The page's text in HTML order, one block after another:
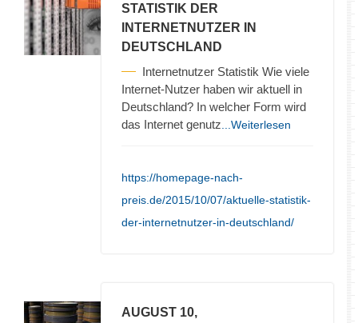
STATISTIK DER
INTERNETNUTZER IN
DEUTSCHLAND
Internetnutzer Statistik Wie viele
Internet-Nutzer haben wir aktuell in
Deutschland? In welcher Form wird
das Internet genutz ...Weiterlesen
https://homepage-nach-
preis.de/2015/10/07/aktuelle-statistik-
der-internetnutzer-in-deutschland/
AUGUST 10,